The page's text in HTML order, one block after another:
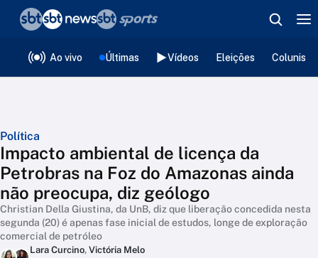
Ao vivo Últimas Vídeos Eleições
Política
Impacto ambiental de licença da
Petrobras na Foz do Amazonas ainda
não preocupa, diz geólogo
Christian Della Giustina, da UnB, diz que liberação concedida nesta
segunda (20) é apenas fase inicial de estudos, longe de exploração
comercial de petróleo
Lara Curcino, Victória Melo
❮voltar
Editorias